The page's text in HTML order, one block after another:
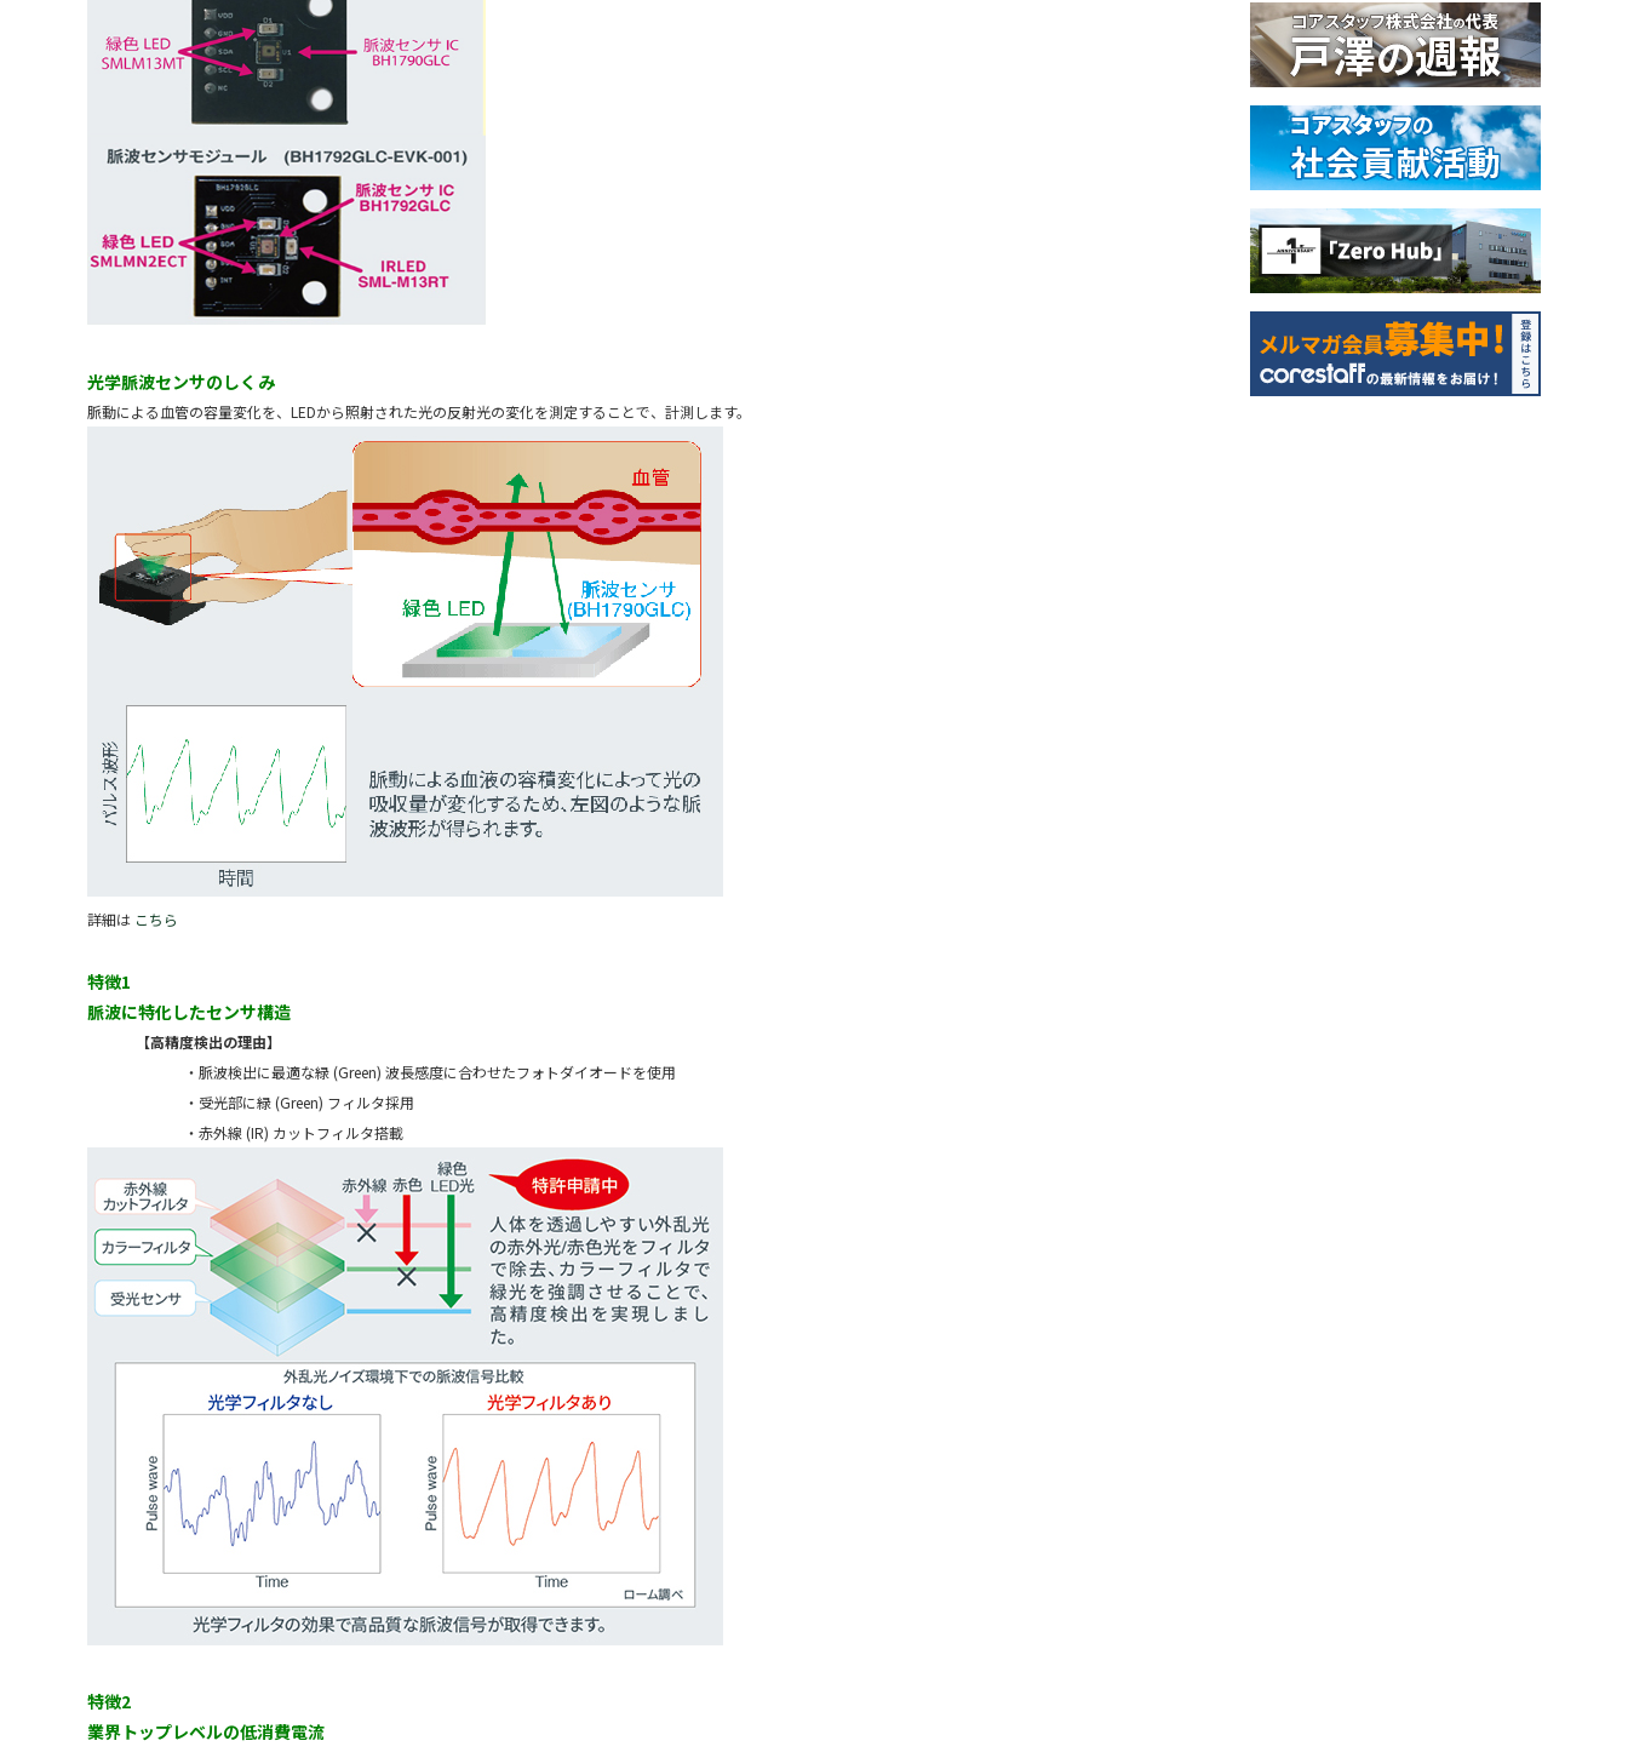
光学脈波センサのしくみ
脈動による血管の容量変化を、LEDから照射された光の反射光の変化を測定することで、計測します。
詳細は こちら
特徴1
脈波に特化したセンサ構造
【高精度検出の理由】
・脈波検出に最適な緑 (Green) 波長感度に合わせたフォトダイオードを使用
・受光部に緑 (Green) フィルタ採用
・赤外線 (IR) カットフィルタ搭載
特徴2
業界トップレベルの低消費電流